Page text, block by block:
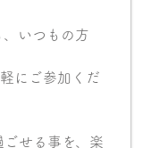
いつもの方
にご参加くだ
せる事を、楽